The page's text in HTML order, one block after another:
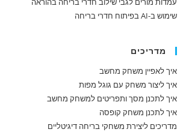
שימוש ב-AI בפיתוח חדרי בריחה
מדריכים
איך לאפיין משחק מחשב
איך ליצור משחק עם גוגל מפות
איך לתכנן מסך ותפריטים למשחק מחשב
איך לתכנן משחק קופסה
מדריכים ליצירת משחקי בריחה דיגיטליים